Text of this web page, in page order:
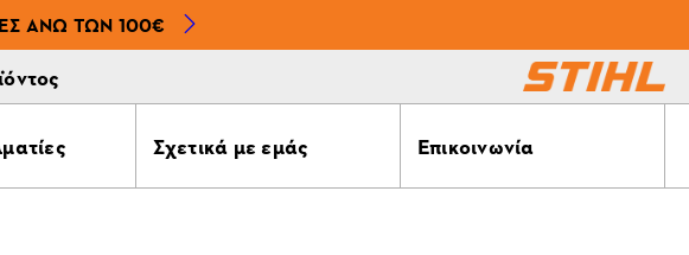
ΆΝΩ ΤΩΝ 100€
Σχετικά με εμάς Επικοινωνία